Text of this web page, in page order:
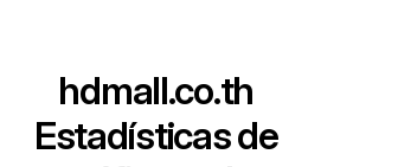
hdmall.co.th
Estadísticas de